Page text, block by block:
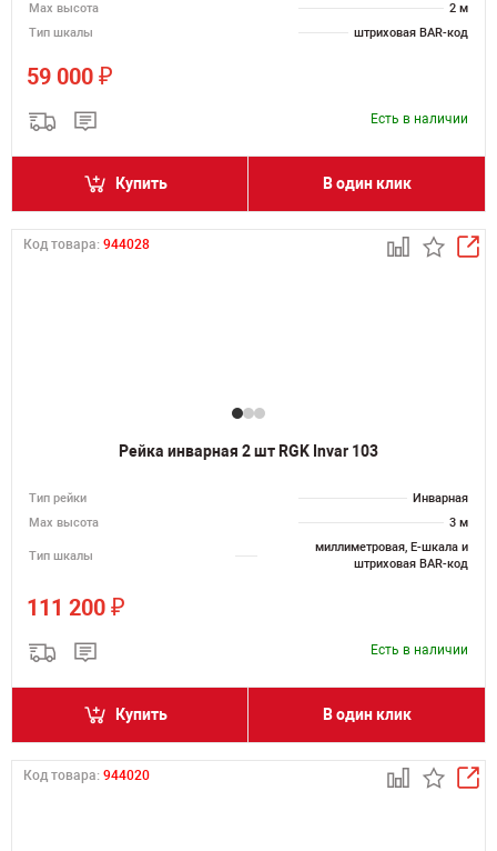
Мах высота
2 м
Тип шкалы
штриховая BAR-код
59 000 ₽
Есть в наличии
Купить В один клик
Код товара: 944028
Рейка инварная 2 шт RGK Invar 103
Тип рейки
Инварная
Мах высота
3 м
Тип шкалы
миллиметровая, E-шкала и
штриховая BAR-код
111 200 ₽
Есть в наличии
Купить В один клик
Код товара: 944020